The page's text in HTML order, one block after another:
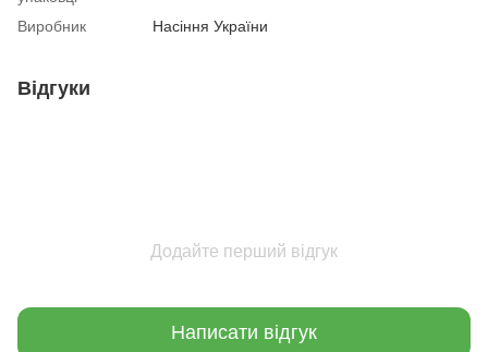
Виробник
Насіння України
Відгуки
Додайте перший відгук
Написати відгук